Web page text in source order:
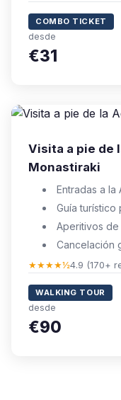
COMBO TICKET
desde
€31
Visita a pie de
Monastiraki
Entradas a la
Guía
Aperitivos
Cancelación
★★★★½4.9 (170+
WALKING TOUR
desde
€90